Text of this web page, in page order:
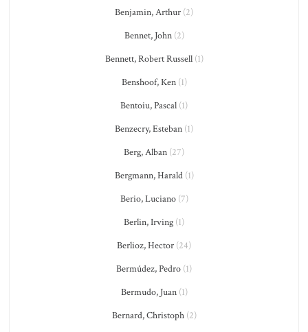
Benjamin, Arthur (2)
Bennet, John(2)
Bennett, Robert Russell(1)
Benshoof, Ken(1)
Bentoiu, Pascal (1)
Benzecry, Esteban (1)
Berg, Alban (27)
Bergmann, Harald(1)
Berio, Luciano(7)
Berlin, Irving (1)
Berlioz, Hector (24)
Bermúdez, Pedro (1)
Bermudo, Juan(1)
Bernard, Christoph(2)